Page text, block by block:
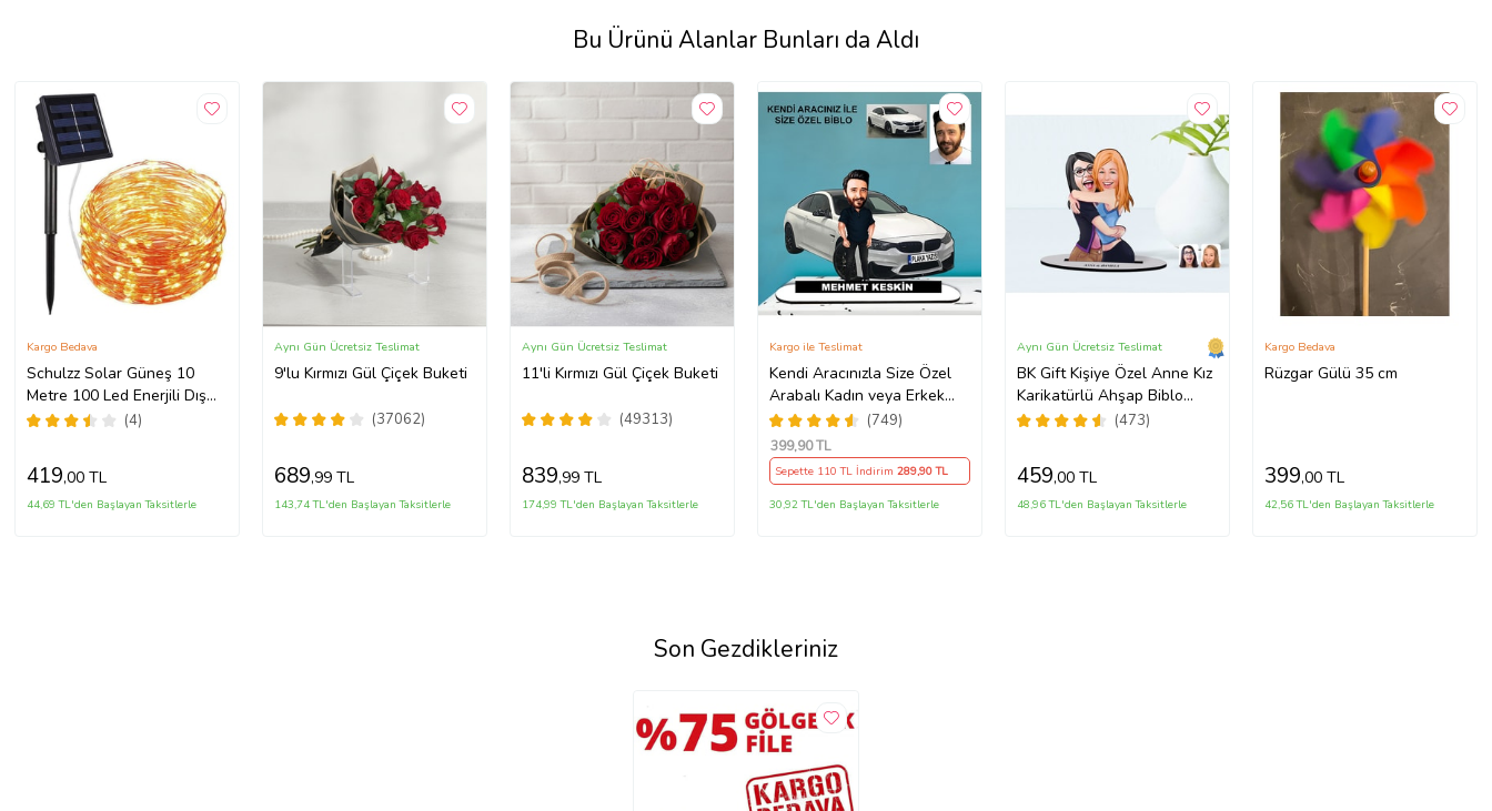
Bu Ürünü Alanlar Bunları da Aldı
Schulzz Solar Güneş 10
Metre 100 Led Enerjili Dış
Bahçe Aydınlatma Su
(4)
Kargo Bedava
419,00 TL
44,69 TL'den Başlayan Taksitlerle
9'lu Kırmızı Gül Çiçek Buketi
(37062)
Aynı Gün Ücretsiz Teslimat
689,99 TL
143,74 TL'den Başlayan Taksitlerle
11'li Kırmızı Gül Çiçek Buketi
(49313)
Aynı Gün Ücretsiz Teslimat
839,99 TL
174,99 TL'den Başlayan Taksitlerle
Kendi Aracınızla Size Özel
Arabalı Kadın veya Erkek
Tasarımlı Karikatür Biblo ,
Babalar Günü Hediyesi,
Erkeğe Hediye, Rent A Car
Hediyesi
(749)
Kargo ile Teslimat
399,90 TL
Sepette 110 TL İndirim 289,90 TL
30,92 TL'den Başlayan Taksitlerle
BK Gift Kişiye Özel Anne Kız
Karikatürlü Ahşap Biblo
Model-2, Anneye Hediye,
(473)
Aynı Gün Ücretsiz Teslimat
459,00 TL
48,96 TL'den Başlayan Taksitlerle
Rüzgar Gülü 35 cm
Kargo Bedava
399,00 TL
42,56 TL'den Başlayan Taksitlerle
Son Gezdikleriniz